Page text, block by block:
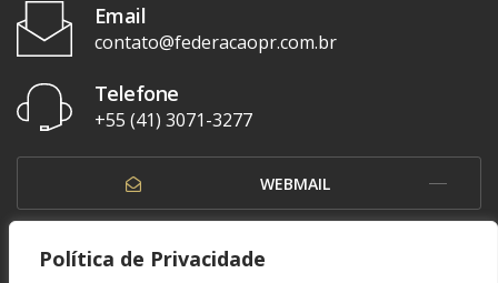
Política de Privacidade
Email
contato@federacaopr.com.br
Telefone
+55 (41) 3071-3277
WEBMAIL
OUVIDORIA